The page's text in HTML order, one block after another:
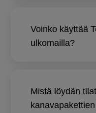
Voinko käyttää
ulkomailla?
Mistä löydän